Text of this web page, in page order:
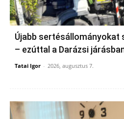
Újabb sertésállományokat
– ezúttal a Darázsi
Tatai Igor - 2026, augusztus 7.